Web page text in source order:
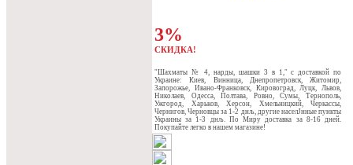
3%
СКИДКА!
"Шахматы № 4, нарды, шашки 3 в 1," c доставкой по
Украине: Киев, Винница, Днепропетровск, Житомир,
Запорожье, Ивано-Франковск, Кировоград, Луцк, Львов,
Николаев, Одесса, Полтава, Ровно, Сумы, Тернополь,
Ужгород, Харьков, Херсон, Хмельницкий, Черкассы,
Чернигов, Черновцы за 1-2 днљ, другие населЈнные пункты
Украины за 1-3 днљ. По Миру доставка за 8-16 дней.
Покупайте легко в нашем магазине!